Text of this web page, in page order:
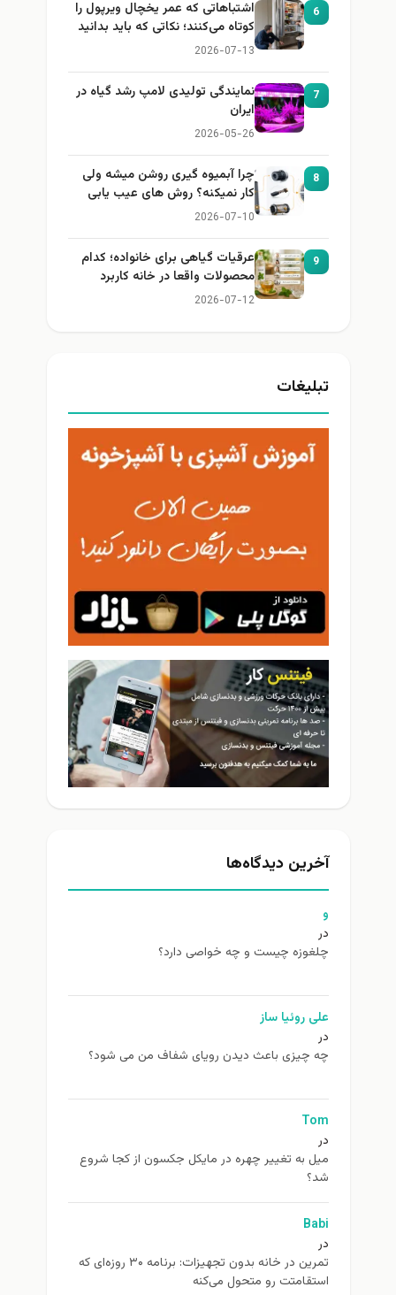
6
اشتباهاتی که عمر یخچال ویرپول را
کوتاه می‌کنند؛ نکاتی که باید بدانید
2026-07-13
7
نمایندگی تولیدی لامپ رشد گیاه در
ایران
2026-05-26
8
چرا آبمیوه گیری روشن میشه ولی
کار نمیکنه؟ روش های عیب یابی
2026-07-10
9
عرقیات گیاهی برای خانواده؛ کدام
محصولات واقعا در خانه کاربرد
دارند؟
2026-07-12
تبلیغات
آخرین دیدگاه‌ها
و
در
چلغوزه چیست و چه خواصی دارد؟
علی روئیا ساز
در
چه چیزی باعث دیدن رویای شفاف من می شود؟
Tom
در
ميل به تغيير چهره در مایکل جکسون از كجا شروع
شد؟
Babi
در
تمرین در خانه بدون تجهیزات: برنامه ۳۰ روزه‌ای که
استقامتت رو متحول می‌کنه